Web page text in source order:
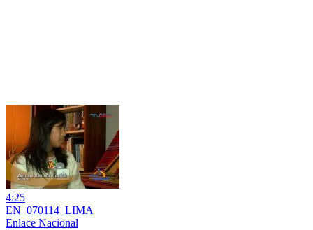
4:25
EN_070114_LIMA
Enlace Nacional